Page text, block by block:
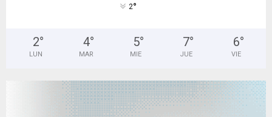
2°
2°
LUN
4°
MAR
5°
MIE
7°
JUE
6°
VIE